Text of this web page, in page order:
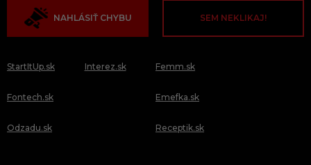
NAHLÁSIŤ CHYBU SEM NEKLIKAJ!
StartItUp.sk
Fontech.sk
Odzadu.sk
Interez.sk Femm.sk
Emefka.sk
Receptik.sk